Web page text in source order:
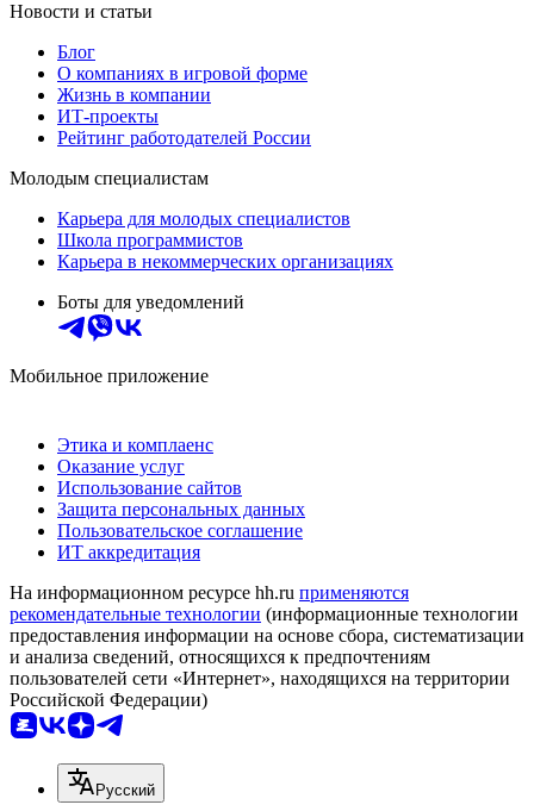
Новости и статьи
Блог
О компаниях в игровой форме
Жизнь в компании
ИТ-проекты
Рейтинг работодателей России
Молодым специалистам
Карьера для молодых специалистов
Школа программистов
Карьера в некоммерческих организациях
Боты для уведомлений
Мобильное приложение
Этика и комплаенс
Оказание услуг
Использование сайтов
Защита персональных данных
Пользовательское соглашение
ИТ аккредитация
На информационном ресурсе hh.ru применяются
рекомендательные технологии (информационные технологии
предоставления информации на основе сбора, систематизации
и анализа сведений, относящихся к предпочтениям
пользователей сети «Интернет», находящихся на территории
Российской Федерации)
Русский